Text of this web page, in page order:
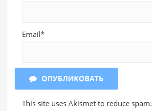
Email*
ОПУБЛИКОВАТЬ
This site uses Akismet to reduce spam.